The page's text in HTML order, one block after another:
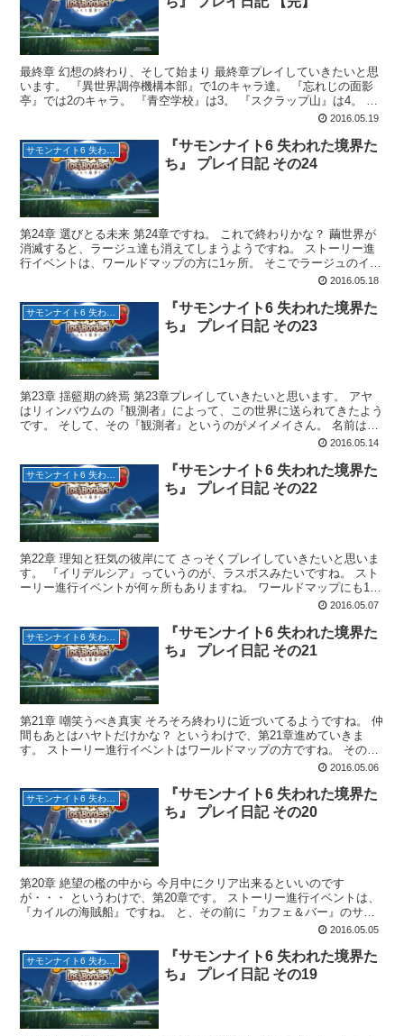
最終章 幻想の終わり、そして始まり 最終章プレイしていきたいと思
います。 『異世界調停機構本部』で1のキャラ達。 『忘れじの面影
亭』では2のキャラ。 『青空学校』は3。 『スクラップ山』は4。 そ
2016.05.19
『サモンナイト6 失われた境界た
ち』 プレイ日記 その24
第24章 選びとる未来 第24章ですね。 これで終わりかな？ 繭世界が
消滅すると、ラージュ達も消えてしまうようですね。 ストーリー進
行イベントは、ワールドマップの方に1ヶ所。 そこでラージュのイベ
2016.05.18
『サモンナイト6 失われた境界た
ち』 プレイ日記 その23
第23章 揺籃期の終焉 第23章プレイしていきたいと思います。 アヤ
はリィンバウムの『観測者』によって、この世界に送られてきたよう
です。 そして、その『観測者』というのがメイメイさん。 名前は聞
2016.05.14
『サモンナイト6 失われた境界た
ち』 プレイ日記 その22
第22章 理知と狂気の彼岸にて さっそくプレイしていきたいと思いま
す。 『イリデルシア』っていうのが、ラスボスみたいですね。 スト
ーリー進行イベントが何ヶ所もありますね。 ワールドマップにも1つ
2016.05.07
『サモンナイト6 失われた境界た
ち』 プレイ日記 その21
第21章 嘲笑うべき真実 そろそろ終わりに近づいてるようですね。 仲
間もあとはハヤトだけかな？ というわけで、第21章進めていきま
す。 ストーリー進行イベントはワールドマップの方ですね。 その前
2016.05.06
サモンナイト6 失われた境界たち
『サモンナイト6 失われた境界た
ち』 プレイ日記 その20
第20章 絶望の檻の中から 今月中にクリア出来るといいのです
が・・・ というわけで、第20章です。 ストーリー進行イベントは、
『カイルの海賊船』ですね。 と、その前に『カフェ＆バー』のサブ
イベントで選択肢がありました。 適当に『オリジナルブ... 2016.05.05
サモンナイト6 失われた境界たち
『サモンナイト6 失われた境界た
ち』 プレイ日記 その19